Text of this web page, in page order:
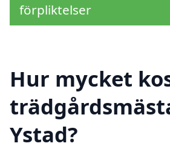
förpliktelser
Hur mycket
Ystad?